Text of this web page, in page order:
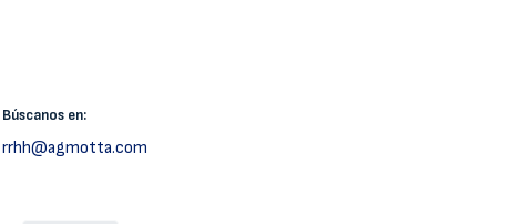
Búscanos en:
rrhh@agmotta.com